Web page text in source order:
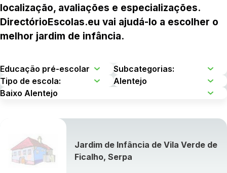
localização, avaliações e especializações.
DirectórioEscolas.eu vai ajudá-lo a escolher o
melhor jardim de infância.
Jardim de Infância de Vila Verde de
Ficalho, Serpa